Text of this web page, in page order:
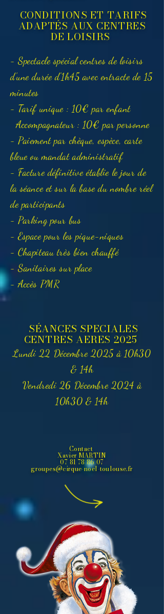
CONDITIONS ET TARIFS
ADAPTÉS AUX CENTRES
DE LOISIRS
- Spectacle spécial centres de loisirs
d'une durée d'1h45 avec entracte de 15
minutes
- Tarif unique : 10€ par enfant​
Accompagnateur : 10€ par personne
- Paiement par chèque, espèce, carte
bleue ou mandat administratif
- Facture définitive établie le jour de
la séance et sur la base du nombre réel
de participants
- Parking pour bus
- Espace pour les pique-niques
- Chapiteau très bien chauffé
- Sanitaires sur place
- Accès PMR
SÉANCES SPECIALES
CENTRES AERES 2025
Lundi 22 Décembre 2025 à 10h30
& 14h
Vendredi 26 Décembre 2024 à
10h30 & 14h
Contact
Xavier MARTIN
07 81 78 86 07
groupes@cirque-noel-toulouse.fr